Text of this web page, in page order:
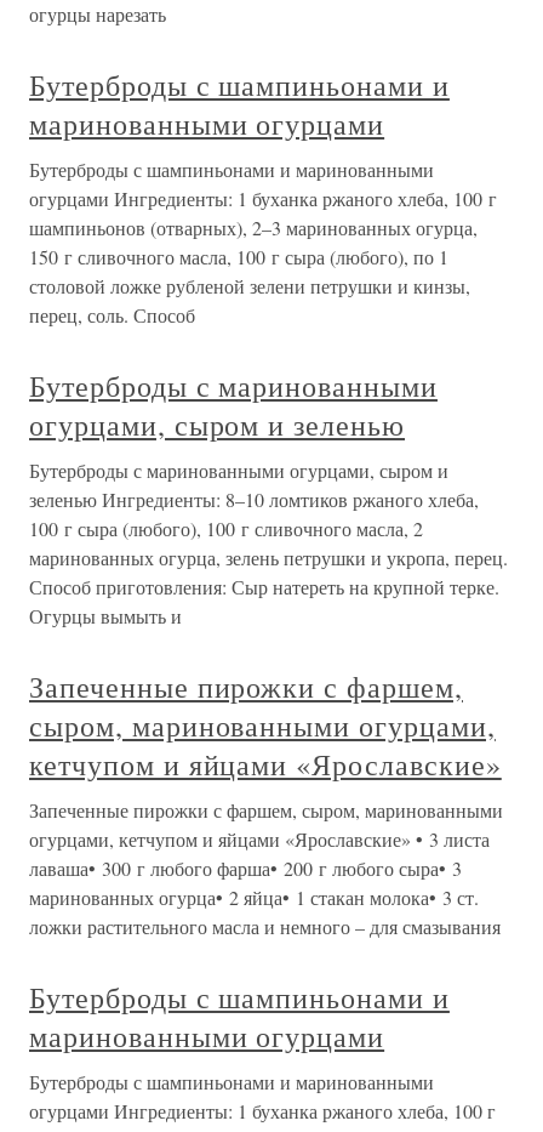
огурцы нарезать
Бутерброды с шампиньонами и
маринованными огурцами
Бутерброды с шампиньонами и маринованными
огурцами Ингредиенты: 1 буханка ржаного хлеба, 100 г
шампиньонов (отварных), 2–3 маринованных огурца,
150 г сливочного масла, 100 г сыра (любого), по 1
столовой ложке рубленой зелени петрушки и кинзы,
перец, соль. Способ
Бутерброды с маринованными
огурцами, сыром и зеленью
Бутерброды с маринованными огурцами, сыром и
зеленью Ингредиенты: 8–10 ломтиков ржаного хлеба,
100 г сыра (любого), 100 г сливочного масла, 2
маринованных огурца, зелень петрушки и укропа, перец.
Способ приготовления: Сыр натереть на крупной терке.
Огурцы вымыть и
Запеченные пирожки с фаршем,
сыром, маринованными огурцами,
кетчупом и яйцами «Ярославские»
Запеченные пирожки с фаршем, сыром, маринованными
огурцами, кетчупом и яйцами «Ярославские» • 3 листа
лаваша• 300 г любого фарша• 200 г любого сыра• 3
маринованных огурца• 2 яйца• 1 стакан молока• 3 ст.
ложки растительного масла и немного – для смазывания
Бутерброды с шампиньонами и
маринованными огурцами
Бутерброды с шампиньонами и маринованными
огурцами Ингредиенты: 1 буханка ржаного хлеба, 100 г